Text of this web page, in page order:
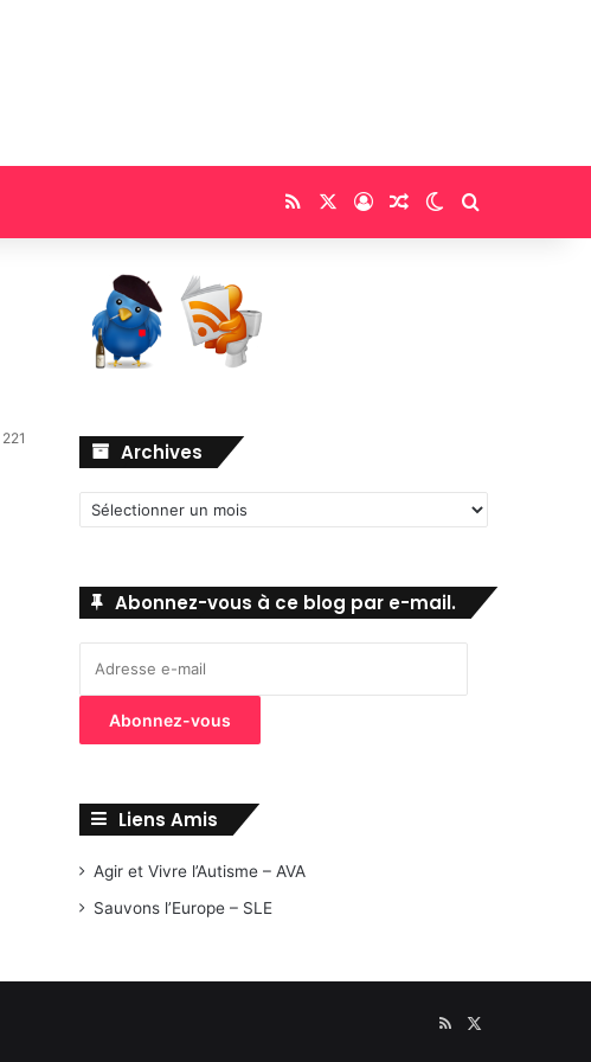
RSS Connexion
Article Aléatoire
Switch skin
221
Archives Archives
Abonnez-vous à ce blog par e-mail.
e-
Abonnez-vous
Liens Amis
Agir et Vivre l’Autisme – AVA
Sauvons l’Europe – SLE
RSSX